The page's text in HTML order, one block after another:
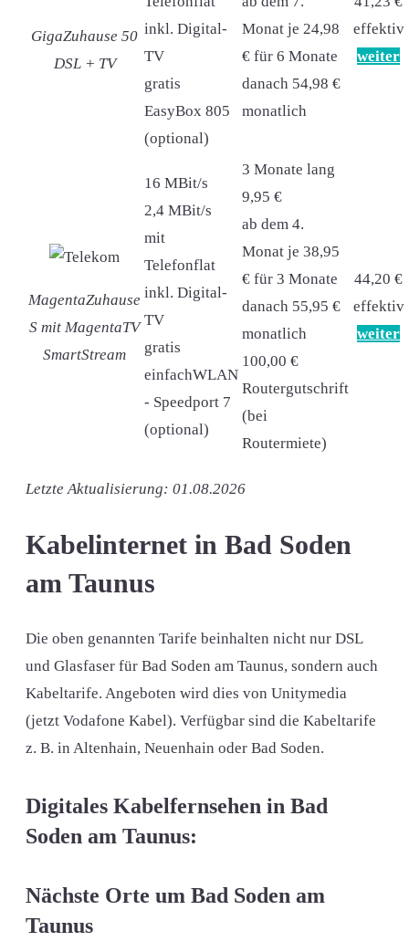
GigaZuhause 50
DSL + TV
inkl. Digital-
TV
gratis
EasyBox 805
(optional)
Monat je 24,98
€ für 6 Monate
danach 54,98 €
monatlich
effektiv
weiter
MagentaZuhause
S mit MagentaTV
SmartStream
16 MBit/s
2,4 MBit/s
mit
Telefonflat
inkl. Digital-
TV
gratis
einfachWLAN
- Speedport 7
(optional)
3 Monate lang
9,95 €
ab dem 4.
Monat je 38,95
€ für 3 Monate
danach 55,95 €
monatlich
100,00 €
Routergutschrift
(bei
Routermiete)
44,20 €
effektiv
weiter
Letzte Aktualisierung: 01.08.2026
Kabelinternet in Bad Soden
am Taunus
Die oben genannten Tarife beinhalten nicht nur DSL
und Glasfaser für Bad Soden am Taunus, sondern auch
Kabeltarife. Angeboten wird dies von Unitymedia
(jetzt Vodafone Kabel). Verfügbar sind die Kabeltarife
z. B. in Altenhain, Neuenhain oder Bad Soden.
Digitales Kabelfernsehen in Bad
Soden am Taunus:
Nächste Orte um Bad Soden am
Taunus